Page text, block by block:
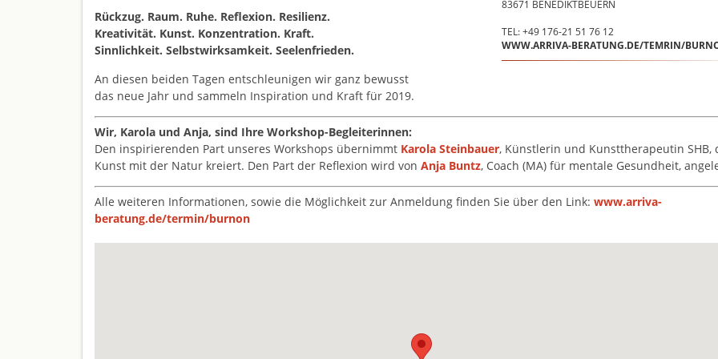
83671 BENEDIKTBEUERN
TEL: +49 176-21 51 76 12
WWW.ARRIVA-BERATUNG.DE/TEMRIN/
Rückzug. Raum. Ruhe. Reflexion. Resilienz.
Kreativität. Kunst. Konzentration. Kraft.
Sinnlichkeit. Selbstwirksamkeit. Seelenfrieden.
An diesen beiden Tagen entschleunigen wir ganz bewusst
das neue Jahr und sammeln Inspiration und Kraft für 2019.
Wir, Karola und Anja, sind Ihre Workshop-Begleiterinnen:
Den inspirierenden Part unseres Workshops übernimmt Karola Steinbauer, Künstlerin und Kunsttherapeutin SHB,
Kunst mit der Natur kreiert. Den Part der Reflexion wird von Anja Buntz, Coach (MA) für mentale Gesundheit,
Alle weiteren Informationen, sowie die Möglichkeit zur Anmeldung finden Sie über den Link: www.arriva-
beratung.de/termin/burnon